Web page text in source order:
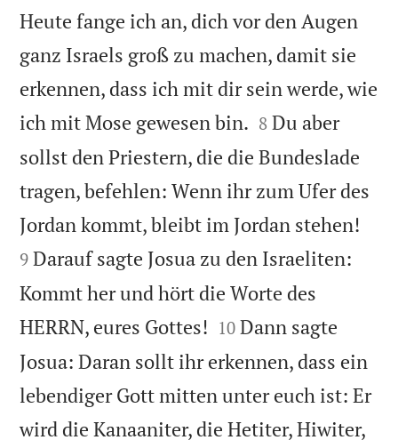
Heute fange ich an, dich vor den Augen
ganz Israels groß zu machen, damit sie
erkennen, dass ich mit dir sein werde, wie
ich mit Mose gewesen bin. 

8 Du aber
sollst den Priestern, die die Bundeslade
tragen, befehlen: Wenn ihr zum Ufer des
Jordan kommt, bleibt im Jordan stehen!
9 Darauf sagte Josua zu den Israeliten:
Kommt her und hört die Worte des
HERRN, eures Gottes! 

10 Dann sagte
Josua: Daran sollt ihr erkennen, dass ein
lebendiger Gott mitten unter euch ist: Er
wird die Kanaaniter, die Hetiter, Hiwiter,